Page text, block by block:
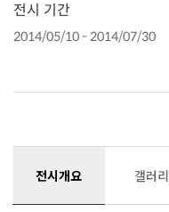
전시 기간
2014/05/10 - 2014/07/30
전시개요 갤러리